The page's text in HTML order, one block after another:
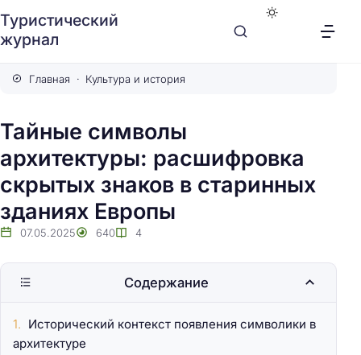
Туристический
журнал
Главная Культура и история
Тайные символы
архитектуры: расшифровка
скрытых знаков в старинных
зданиях Европы
07.05.2025 640 4
Содержание
Исторический контекст появления символики в
архитектуре